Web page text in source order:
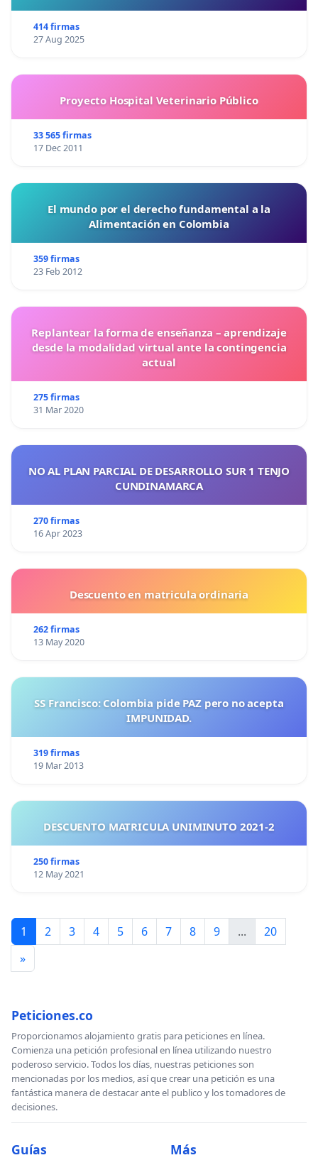
414 firmas
27 Aug 2025
Proyecto Hospital Veterinario Público
33 565 firmas
17 Dec 2011
El mundo por el derecho fundamental a la
Alimentación en Colombia
359 firmas
23 Feb 2012
Replantear la forma de enseñanza – aprendizaje
desde la modalidad virtual ante la contingencia
actual
275 firmas
31 Mar 2020
NO AL PLAN PARCIAL DE DESARROLLO SUR 1 TENJO
CUNDINAMARCA
270 firmas
16 Apr 2023
Descuento en matricula ordinaria
262 firmas
13 May 2020
SS Francisco: Colombia pide PAZ pero no acepta
IMPUNIDAD.
319 firmas
19 Mar 2013
DESCUENTO MATRICULA UNIMINUTO 2021-2
250 firmas
12 May 2021
1 2 3 4 5 6 7 8 9 ...
20
»
Peticiones.co
Proporcionamos alojamiento gratis para peticiones en línea.
Comienza una petición profesional en línea utilizando nuestro
poderoso servicio. Todos los días, nuestras peticiones son
mencionadas por los medios, así que crear una petición es una
fantástica manera de destacar ante el publico y los tomadores de
decisiones.
Guías Más